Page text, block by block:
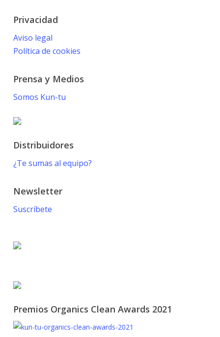
Privacidad
Aviso legal
Política de cookies
Prensa y Medios
Somos Kun-tu
Distribuidores
¿Te sumas al equipo?
Newsletter
Suscríbete
Premios Organics Clean Awards 2021